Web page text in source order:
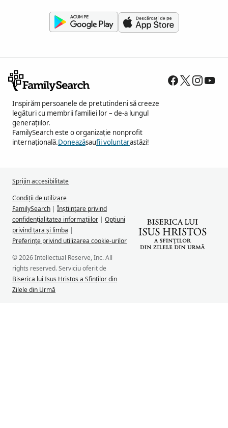
Inspirăm persoanele de pretutindeni să creeze
legături cu membrii familiei lor – de-a lungul
generațiilor.
FamilySearch este o organizație nonprofit
internațională.Doneazăsaufii voluntarastăzi!
Sprijin accesibilitate
Condiții de utilizare
FamilySearch | Înștiințare privind
confidențialitatea informațiilor | Opțiuni
privind țara și limba |
Preferințe privind utilizarea cookie-urilor
© 2026 Intellectual Reserve, Inc. All
rights reserved. Serviciu oferit de
Biserica lui Isus Hristos a Sfinților din
Zilele din Urmă